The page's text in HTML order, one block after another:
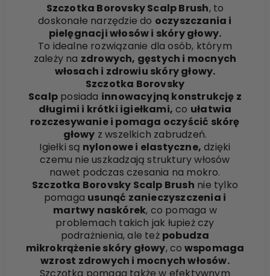
Szczotka Borovsky Scalp Brush, to
doskonałe narzędzie do oczyszczania i
pielęgnacji włosów i skóry głowy.
To idealne rozwiązanie dla osób, którym
zależy na zdrowych, gęstych i mocnych
włosach i zdrowiu skóry głowy.
Szczotka Borovsky
Scalp posiada innowacyjną konstrukcję z
długimi i krótki igiełkami, co ułatwia
rozczesywanie i pomaga oczyścić skórę
głowy z wszelkich zabrudzeń.
Igiełki są nylonowe i elastyczne, dzięki
czemu nie uszkadzają struktury włosów
nawet podczas czesania na mokro.
Szczotka Borovsky Scalp Brush nie tylko
pomaga usunąć zanieczyszczenia i
martwy naskórek, co pomaga w
problemach takich jak łupież czy
podrażnienia, ale też pobudza
mikrokrążenie skóry głowy, co wspomaga
wzrost zdrowych i mocnych włosów.